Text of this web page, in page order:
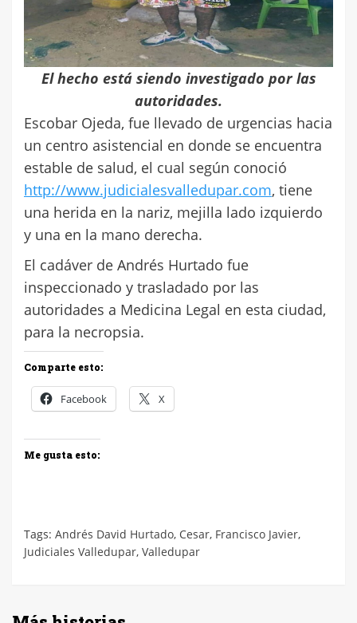
El hecho está siendo investigado por las
autoridades.
Escobar Ojeda, fue llevado de urgencias hacia
un centro asistencial en donde se encuentra
estable de salud, el cual según conoció
http://www.judicialesvalledupar.com, tiene
una herida en la nariz, mejilla lado izquierdo
y una en la mano derecha.
El cadáver de Andrés Hurtado fue
inspeccionado y trasladado por las
autoridades a Medicina Legal en esta ciudad,
para la necropsia.
Comparte esto:
Facebook X
Me gusta esto:
Tags: Andrés David Hurtado, Cesar, Francisco Javier,
Judiciales Valledupar, Valledupar